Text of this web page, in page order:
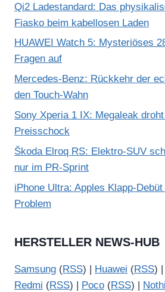
Qi2 Ladestandard: Das
Fiasko beim kabellosen Laden
HUAWEI Watch 5: Mysteriöses
Fragen auf
Mercedes-Benz: Rückkehr der
den Touch-Wahn
Sony Xperia 1 IX: Megaleak
Preisschock
Škoda Elroq RS: Elektro-SUV
nur im PR-Sprint
iPhone Ultra: Apples Klapp-
Problem
HERSTELLER NEWS-HUB
Samsung (RSS) | Huawei (RSS) |
Redmi (RSS) | Poco (RSS) |